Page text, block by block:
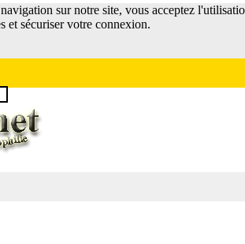
sur notre site, vous acceptez
et sécuriser votre connexion.